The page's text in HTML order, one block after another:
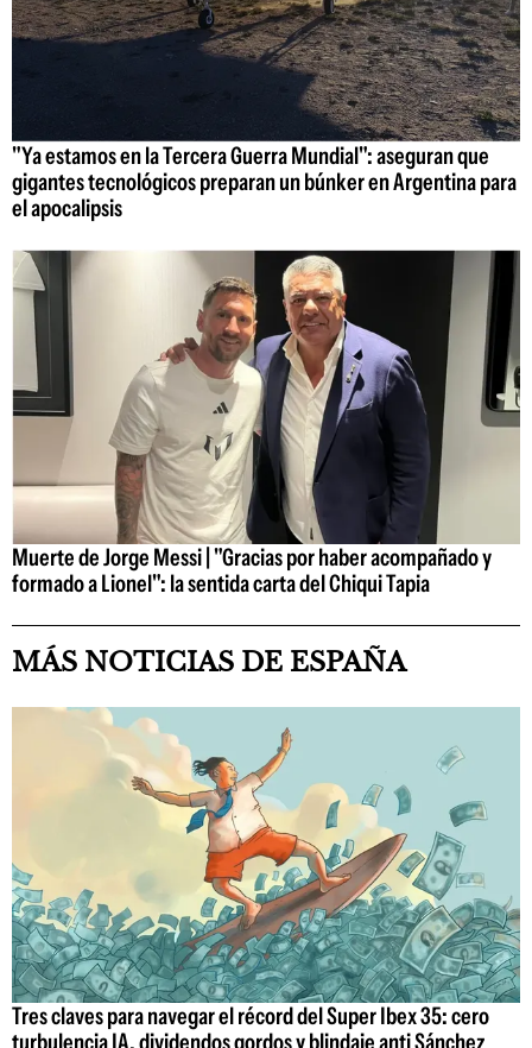
"Ya estamos en la Tercera Guerra Mundial": aseguran que
gigantes tecnológicos preparan un búnker en Argentina para
el apocalipsis
Muerte de Jorge Messi | "Gracias por haber acompañado y
formado a Lionel": la sentida carta del Chiqui Tapia
MÁS NOTICIAS DE ESPAÑA
Tres claves para navegar el récord del Super Ibex 35: cero
turbulencia IA, dividendos gordos y blindaje anti Sánchez